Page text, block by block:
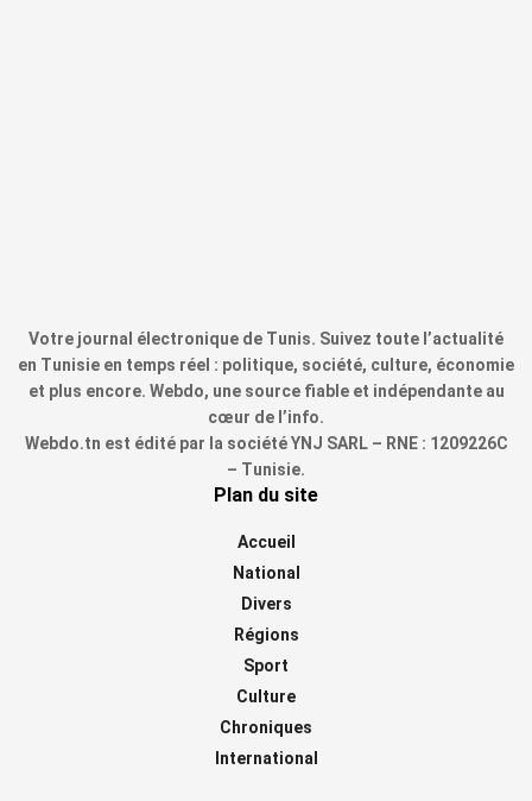
Votre journal électronique de Tunis. Suivez toute l’actualité
en Tunisie en temps réel : politique, société, culture, économie
et plus encore. Webdo, une source fiable et indépendante au
cœur de l’info.
Webdo.tn est édité par la société YNJ SARL – RNE : 1209226C
– Tunisie.
Plan du site
Accueil
National
Divers
Régions
Sport
Culture
Chroniques
International